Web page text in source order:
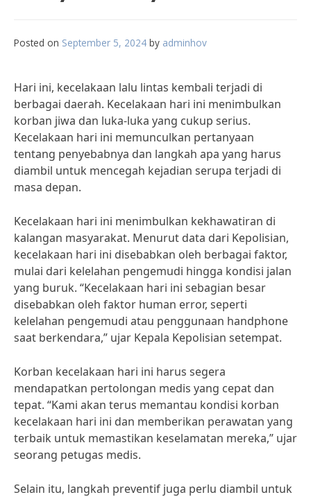
Posted on September 5, 2024 by adminhov
Hari ini, kecelakaan lalu lintas kembali terjadi di
berbagai daerah. Kecelakaan hari ini menimbulkan
korban jiwa dan luka-luka yang cukup serius.
Kecelakaan hari ini memunculkan pertanyaan
tentang penyebabnya dan langkah apa yang harus
diambil untuk mencegah kejadian serupa terjadi di
masa depan.
Kecelakaan hari ini menimbulkan kekhawatiran di
kalangan masyarakat. Menurut data dari Kepolisian,
kecelakaan hari ini disebabkan oleh berbagai faktor,
mulai dari kelelahan pengemudi hingga kondisi jalan
yang buruk. “Kecelakaan hari ini sebagian besar
disebabkan oleh faktor human error, seperti
kelelahan pengemudi atau penggunaan handphone
saat berkendara,” ujar Kepala Kepolisian setempat.
Korban kecelakaan hari ini harus segera
mendapatkan pertolongan medis yang cepat dan
tepat. “Kami akan terus memantau kondisi korban
kecelakaan hari ini dan memberikan perawatan yang
terbaik untuk memastikan keselamatan mereka,” ujar
seorang petugas medis.
Selain itu, langkah preventif juga perlu diambil untuk